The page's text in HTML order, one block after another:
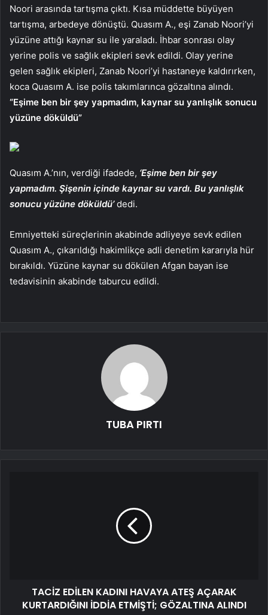
Noori arasında tartışma çıktı. Kısa müddette büyüyen
tartışma, arbedeye dönüştü. Quasım A., eşi Zanab Noori’yi
yüzüne attığı kaynar su ile yaraladı. İhbar sonrası olay
yerine polis ve sağlık ekipleri sevk edildi. Olay yerine
gelen sağlık ekipleri, Zanab Noori’yi hastaneye kaldırırken,
koca Quasım A. ise polis takımlarınca gözaltına alındı.
“Eşime ben bir şey yapmadım, kaynar su yanlışlık sonucu
yüzüne döküldü”
Quasım A.’nın, verdiği ifadede, ‘Eşime ben bir şey
yapmadım. Şişenin içinde kaynar su vardı. Bu yanlışlık
sonucu yüzüne döküldü’dedi.
Emniyetteki süreçlerinin akabinde adliyeye sevk edilen
Quasım A., çıkarıldığı hakimlikçe adli denetim kararıyla hür
bırakıldı. Yüzüne kaynar su dökülen Afgan bayan ise
tedavisinin akabinde taburcu edildi.
TUBA PIRTI
TACİZ EDİLEN KADINI HAVAYA ATEŞ AÇARAK
KURTARDIĞINI İDDİA ETMİŞTİ; GÖZALTINA ALINDI